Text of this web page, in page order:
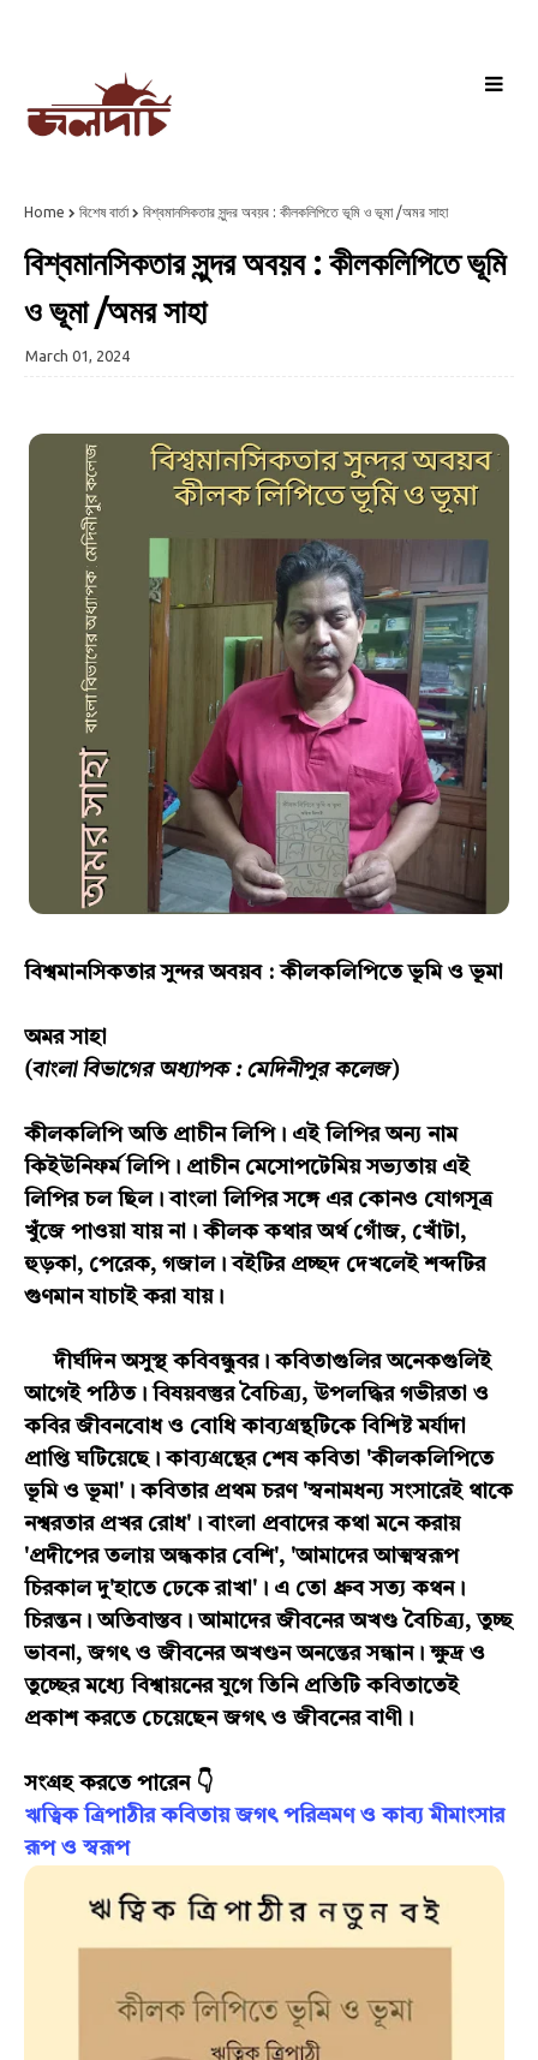
Home বিশেষ বার্তা বিশ্বমানসিকতার সুন্দর অবয়ব : কীলকলিপিতে ভূমি ও ভূমা /অমর সাহা
বিশ্বমানসিকতার সুন্দর অবয়ব : কীলকলিপিতে ভূমি
ও ভূমা /অমর সাহা
March 01, 2024
বিশ্বমানসিকতার সুন্দর অবয়ব : কীলকলিপিতে ভূমি ও ভূমা
অমর সাহা
(বাংলা বিভাগের অধ্যাপক : মেদিনীপুর কলেজ)
কীলকলিপি অতি প্রাচীন লিপি। এই লিপির অন্য নাম
কিইউনিফর্ম লিপি। প্রাচীন মেসোপটেমিয় সভ্যতায় এই
লিপির চল ছিল। বাংলা লিপির সঙ্গে এর কোনও যোগসূত্র
খুঁজে পাওয়া যায় না। কীলক কথার অর্থ গোঁজ, খোঁটা,
হুড়কা, পেরেক, গজাল। বইটির প্রচ্ছদ দেখলেই শব্দটির
গুণমান যাচাই করা যায়।
দীর্ঘদিন অসুস্থ কবিবন্ধুবর। কবিতাগুলির অনেকগুলিই
আগেই পঠিত। বিষয়বস্তুর বৈচিত্র্য, উপলদ্ধির গভীরতা ও
কবির জীবনবোধ ও বোধি কাব্যগ্রন্থটিকে বিশিষ্ট মর্যাদা
প্রাপ্তি ঘটিয়েছে। কাব্যগ্রন্থের শেষ কবিতা 'কীলকলিপিতে
ভূমি ও ভূমা'। কবিতার প্রথম চরণ 'স্বনামধন্য সংসারেই থাকে
নশ্বরতার প্রখর রোধ'। বাংলা প্রবাদের কথা মনে করায়
'প্রদীপের তলায় অন্ধকার বেশি', 'আমাদের আত্মস্বরূপ
চিরকাল দু'হাতে ঢেকে রাখা'। এ তো ধ্রুব সত্য কথন।
চিরন্তন। অতিবাস্তব। আমাদের জীবনের অখণ্ড বৈচিত্র্য, তুচ্ছ
ভাবনা, জগৎ ও জীবনের অখণ্ডন অনন্তের সন্ধান। ক্ষুদ্র ও
তুচ্ছের মধ্যে বিশ্বায়নের যুগে তিনি প্রতিটি কবিতাতেই
প্রকাশ করতে চেয়েছেন জগৎ ও জীবনের বাণী।
সংগ্রহ করতে পারেন 👇
ঋত্বিক ত্রিপাঠীর কবিতায় জগৎ পরিভ্রমণ ও কাব‍্য মীমাংসার
রূপ ও স্বরূপ